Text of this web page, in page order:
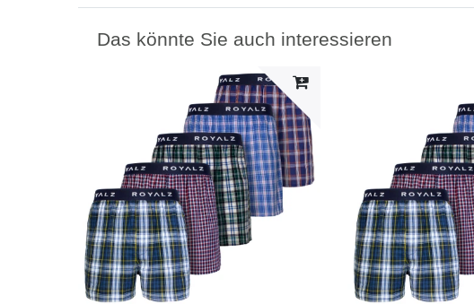
Das könnte Sie auch interessieren